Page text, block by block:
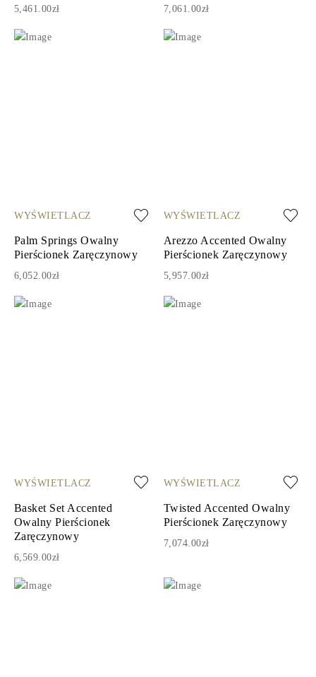
5,461.00zł 7,061.00zł
WYŚWIETLACZ
Palm Springs Owalny
Pierścionek Zaręczynowy
6,052.00zł
WYŚWIETLACZ
Arezzo Accented Owalny
Pierścionek Zaręczynowy
5,957.00zł
WYŚWIETLACZ
Basket Set Accented
Owalny Pierścionek
Zaręczynowy
6,569.00zł
WYŚWIETLACZ
Twisted Accented Owalny
Pierścionek Zaręczynowy
7,074.00zł